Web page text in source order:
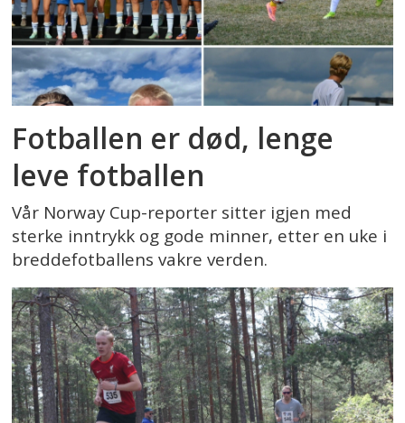
Fotballen er død, lenge
leve fotballen
Vår Norway Cup-reporter sitter igjen med
sterke inntrykk og gode minner, etter en uke i
breddefotballens vakre verden.